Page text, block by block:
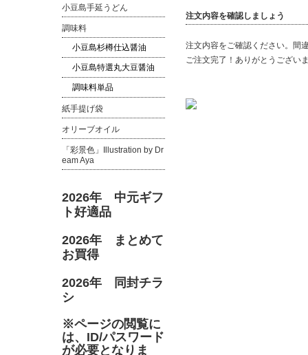
注文内容を確認しましょう
注文内容をご確認ください。間
ご注文完了！ありがとうござい
小豆島手延うどん
調味料
小豆島杉樽仕込醤油
小豆島特選丸大豆醤油
調味料単品
紙手提げ袋
オリーブオイル
「彩景色」Illustration by Dr
eam Aya
2026年 中元ギフ
ト好適品
2026年 まとめて
お買得
2026年 同封チラ
シ
※ページの閲覧に
は、ID/パスワード
が必要となりま